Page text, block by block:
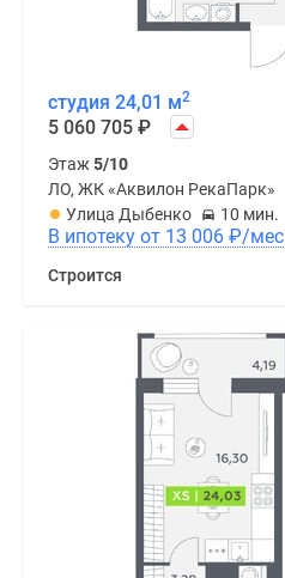
студия 24,01 м2
5 060 705 ₽
Этаж 5/10
ЛО, ЖК «Аквилон РекаПарк»
Улица Дыбенко
10 мин.
В ипотеку от 13 006 ₽/мес
Строится